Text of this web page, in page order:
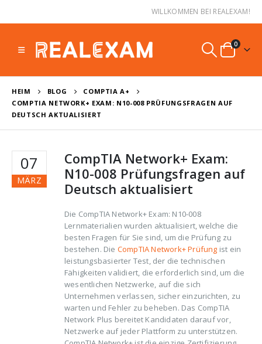
WILLKOMMEN BEI REALEXAM!
0
HEIM BLOG
COMPTIA A+
COMPTIA NETWORK+ EXAM: N10-008 PRÜFUNGSFRAGEN AUF
DEUTSCH AKTUALISIERT
07
MÄRZ
CompTIA Network+ Exam:
N10-008 Prüfungsfragen auf
Deutsch aktualisiert
Die CompTIA Network+ Exam: N10-008
Lernmaterialien wurden aktualisiert, welche die
besten Fragen für Sie sind, um die Prüfung zu
bestehen. Die CompTIA Network+ Prüfung ist ein
leistungsbasierter Test, der die technischen
Fähigkeiten validiert, die erforderlich sind, um die
wesentlichen Netzwerke, auf die sich
Unternehmen verlassen, sicher einzurichten, zu
warten und Fehler zu beheben. Das CompTIA
Network Plus bereitet Kandidaten darauf vor,
Netzwerke auf jeder Plattform zu unterstützen.